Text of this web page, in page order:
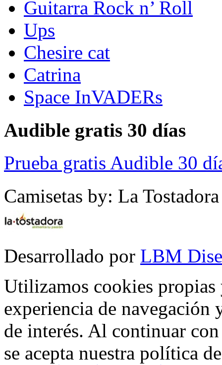
Guitarra Rock n’ Roll
Ups
Chesire cat
Catrina
Space InVADERs
Audible gratis 30 días
Prueba gratis Audible 30
Camisetas by: La Tostadora
Desarrollado por LBM
Utilizamos cookies propias
experiencia de
de interés. Al continuar
se acepta nuestra política